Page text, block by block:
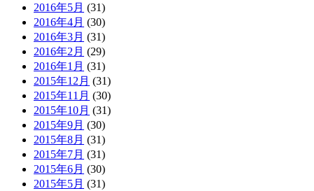
2016年5月 (31)
2016年4月 (30)
2016年3月 (31)
2016年2月 (29)
2016年1月 (31)
2015年12月 (31)
2015年11月 (30)
2015年10月 (31)
2015年9月 (30)
2015年8月 (31)
2015年7月 (31)
2015年6月 (30)
2015年5月 (31)